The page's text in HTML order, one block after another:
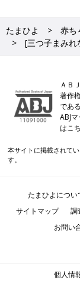
たまひよ 赤ち
[三つ子まみ
ＡＢ
著作
であ
ABJ
は
本サイトに掲載されて
す。
たまひよについ
サイトマップ
調
お問い
個人情